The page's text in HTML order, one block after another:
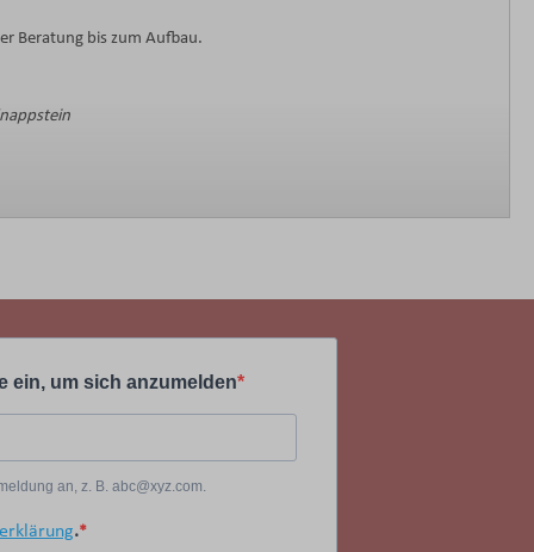
Beratung bis zum Aufbau.
ein, um sich anzumelden
an, z. B. abc@xyz.com.
.